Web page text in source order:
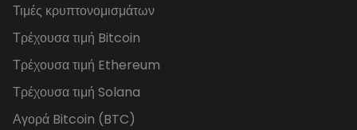
Τιμές κρυπτονομισμάτων
Τρέχουσα τιμή Bitcoin
Τρέχουσα τιμή Ethereum
Τρέχουσα τιμή Solana
Αγορά Bitcoin (BTC)